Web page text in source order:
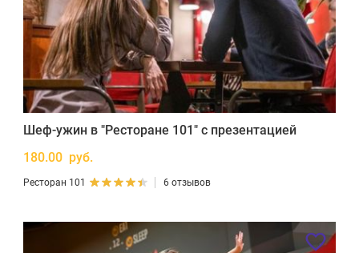
Шеф-ужин в "Ресторане 101" с презентацией
180.00 руб.
Ресторан 101 6 отзывов